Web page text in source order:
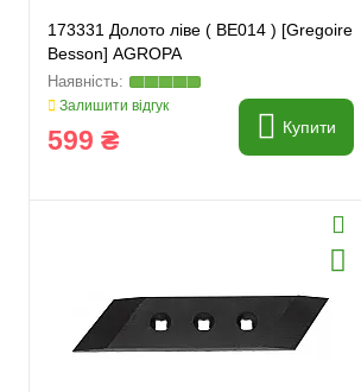
173331 Долото ліве ( BE014 ) [Gregoire
Besson] AGROPA
Залишити відгук
599 ₴ Купити